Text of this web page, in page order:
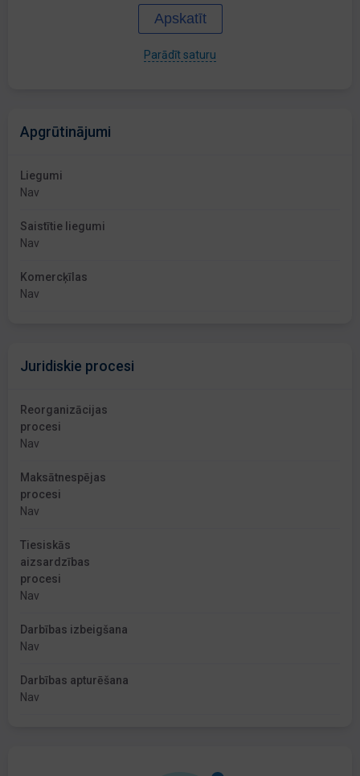
Apskatīt
Parādīt saturu
Apgrūtinājumi
Liegumi
Nav
Saistītie liegumi
Nav
Komercķīlas
Nav
Juridiskie procesi
Reorganizācijas
procesi
Nav
Maksātnespējas
procesi
Nav
Tiesiskās
aizsardzības
procesi
Nav
Darbības izbeigšana
Nav
Darbības apturēšana
Nav